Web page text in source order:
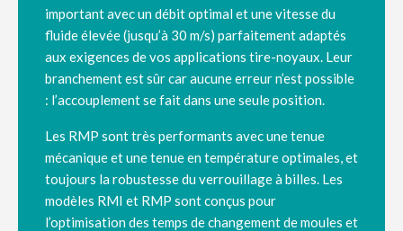
important avec un débit optimal et une vitesse du
fluide élevée (jusqu’à 30 m/s) parfaitement adaptés
aux exigences de vos applications tire-noyaux. Leur
branchement est sûr car aucune erreur n’est possible
: l’accouplement se fait dans une seule position.
Les RMP sont très performants avec une tenue
mécanique et une tenue en température optimales, et
toujours la robustesse du verrouillage à billes. Les
modèles RMI et RMP sont conçus pour
l’optimisation des temps de changement de moules et